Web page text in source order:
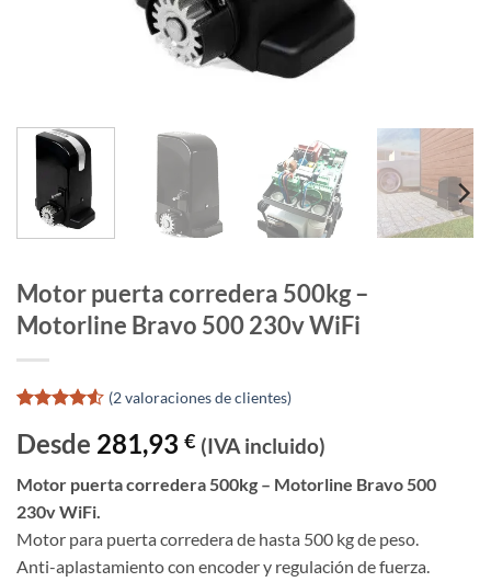
Motor puerta corredera 500kg –
Motorline Bravo 500 230v WiFi
con4.5
de 5 en
base a
valoraciones
de clientes
(2valoraciones de clientes)
Desde 281,93 € (IVA incluido)
Motor puerta corredera 500kg – Motorline Bravo 500
230v WiFi.
Motor para puerta corredera de hasta 500 kg de peso.
Anti-aplastamiento con encoder y regulación de fuerza.